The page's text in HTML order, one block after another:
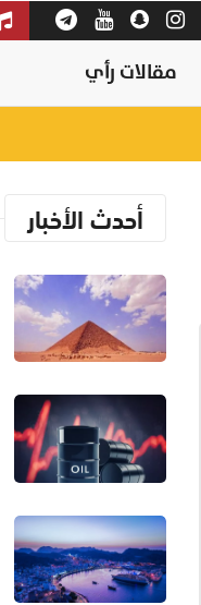
مقالات رأي
أحدث الأخبار